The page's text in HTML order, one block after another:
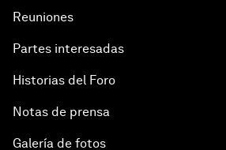
Reuniones
Partes interesadas
Historias del Foro
Notas de prensa
Galería de fotos